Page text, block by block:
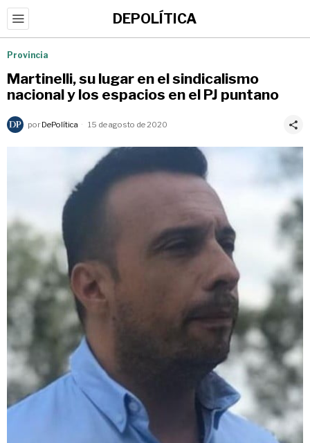
DEPOLÍTICA
Provincia
Martinelli, su lugar en el sindicalismo
nacional y los espacios en el PJ puntano
por DePolítica 15 de agosto de 2020